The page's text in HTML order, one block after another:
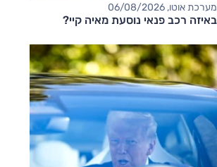
מערכת אוטו, 06/08/2026
באיזה רכב פנאי נוסעת מאיה קיי?